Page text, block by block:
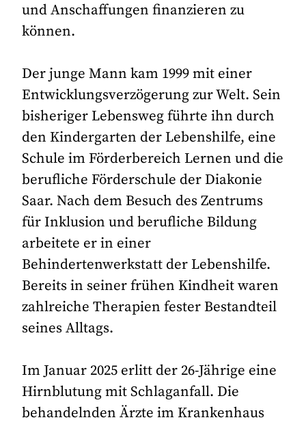
und Anschaffungen finanzieren zu
können.
Der junge Mann kam 1999 mit einer
Entwicklungsverzögerung zur Welt. Sein
bisheriger Lebensweg führte ihn durch
den Kindergarten der Lebenshilfe, eine
Schule im Förderbereich Lernen und die
berufliche Förderschule der Diakonie
Saar. Nach dem Besuch des Zentrums
für Inklusion und berufliche Bildung
arbeitete er in einer
Behindertenwerkstatt der Lebenshilfe.
Bereits in seiner frühen Kindheit waren
zahlreiche Therapien fester Bestandteil
seines Alltags.
Im Januar 2025 erlitt der 26-Jährige eine
Hirnblutung mit Schlaganfall. Die
behandelnden Ärzte im Krankenhaus